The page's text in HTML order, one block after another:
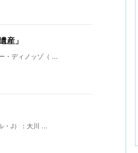
産」
・ディノッゾ（ ...
・J）：大川 ...